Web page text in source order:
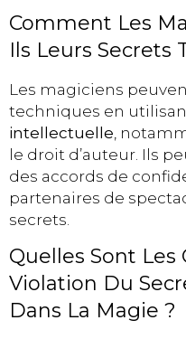
Comment Les
Ils Leurs Secrets
Les magiciens
techniques en
intellectuelle ,
le droit d’auteur. Ils
des accords de
partenaires de
secrets.
Quelles Sont Les
Violation Du
Dans La Magie ?